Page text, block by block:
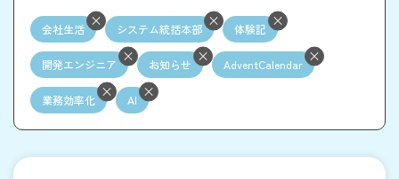
会社生活 システム統括本部 体験記
開発エンジニア お知らせ AdventCalendar
業務効率化 AI